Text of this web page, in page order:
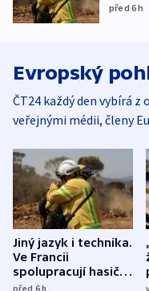
před 6h
Evropský
ČT24 každý den vybírá
veřejnými médii, členy
Jiný jazyk i technika.
Ve Francii
spolupracují hasiči z
různých zemí
před 6h